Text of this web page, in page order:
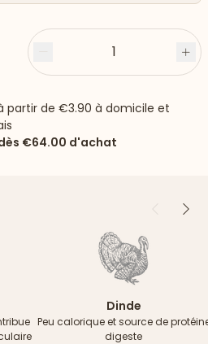
Moins 1
partir de €3.90 à domicile et
€64.00 d'achat
Précédent
Dinde
Peu calorique et source de
digeste